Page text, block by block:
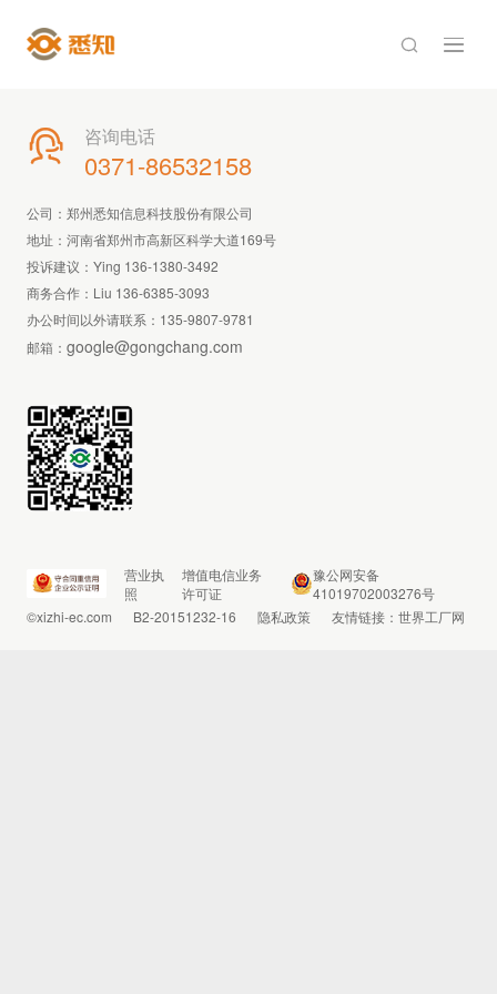

 咨询电话
0371-86532158
公司：郑州悉知信息科技股份有限公司
地址：河南省郑州市高新区科学大道169号
投诉建议：Ying 136-1380-3492
商务合作：Liu 136-6385-3093
办公时间以外请联系： 135-9807-9781
邮箱： google@gongchang.com
营业执
照
增值电信业务
许可证
豫公网安备
41019702003276号
©xizhi-ec.com
B2-20151232-16 隐私政策 友情链接： 世界工厂网